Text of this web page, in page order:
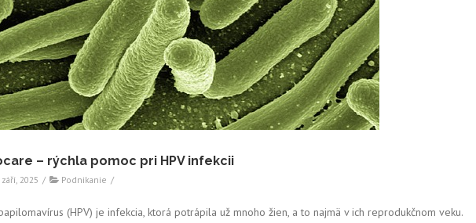
– rýchla pomoc pri HPV infekcii
září, 2025 / Podnikanie /
(HPV) je infekcia, ktorá potrápila už mnoho žien, a to najmä v ich reprodukčnom veku.